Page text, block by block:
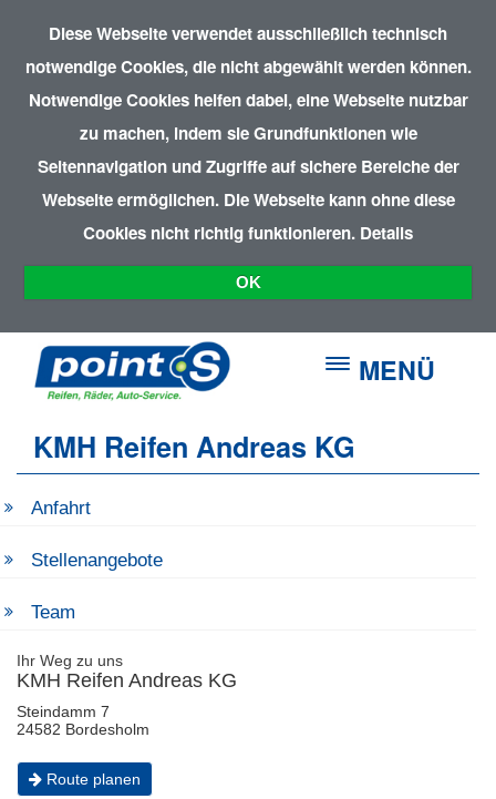
Diese Webseite verwendet ausschließlich technisch
notwendige Cookies, die nicht abgewählt werden können.
Notwendige Cookies helfen dabei, eine Webseite nutzbar
zu machen, indem sie Grundfunktionen wie
Seitennavigation und Zugriffe auf sichere Bereiche der
Webseite ermöglichen. Die Webseite kann ohne diese
Cookies nicht richtig funktionieren. Details
OK
MENÜ
KMH Reifen Andreas KG
Anfahrt
Stellenangebote
Team
Ihr Weg zu uns
KMH Reifen Andreas KG
Steindamm 7
24582 Bordesholm
Route planen